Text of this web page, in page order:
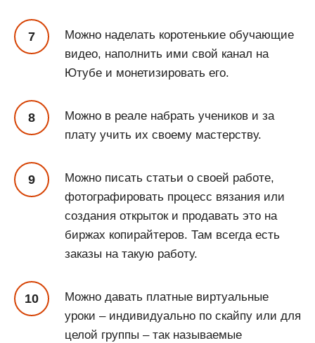
Можно наделать коротенькие обучающие
видео, наполнить ими свой канал на
Ютубе и монетизировать его.
Можно в реале набрать учеников и за
плату учить их своему мастерству.
Можно писать статьи о своей работе,
фотографировать процесс вязания или
создания открыток и продавать это на
биржах копирайтеров. Там всегда есть
заказы на такую работу.
Можно давать платные виртуальные
уроки – индивидуально по скайпу или для
целой группы – так называемые